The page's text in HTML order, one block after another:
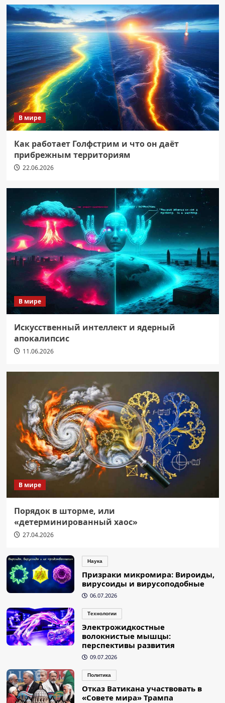
В мире
Как работает Голфстрим и что он даёт
прибрежным территориям
22.06.2026
В мире
Искусственный интеллект и ядерный
апокалипсис
11.06.2026
В мире
Порядок в шторме, или
«детерминированный хаос»
27.04.2026
Наука
Призраки микромира: Вироиды,
вирусоиды и вирусоподобные
06.07.2026
Технологии
Электрожидкостные
волокнистые мышцы:
перспективы развития
09.07.2026
Политика
Отказ Ватикана участвовать в
«Совете мира» Трампа